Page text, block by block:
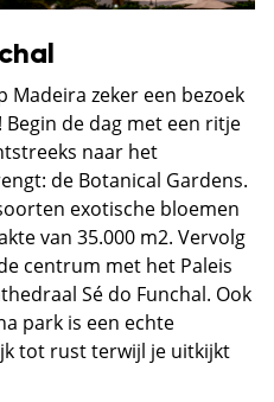
Madeira zeker een bezoek
de dag met een ritje
naar het
de Botanical Gardens.
exotische bloemen
van 35.000 m2. Vervolg
centrum met het Paleis
Sé do Funchal. Ook
park is een echte
tot rust terwijl je uitkijkt